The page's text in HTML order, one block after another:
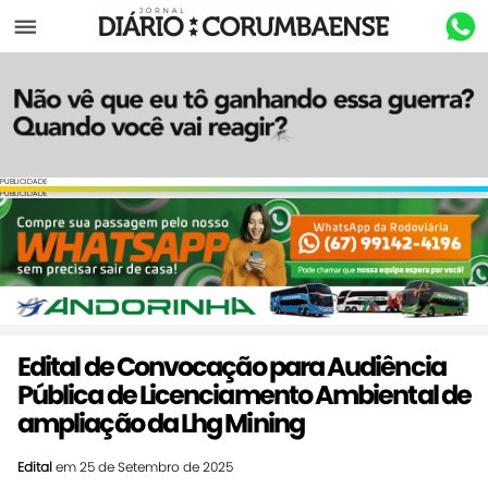
Menu
PUBLICIDADE
PUBLICIDADE
Edital de Convocação para Audiência
Pública de Licenciamento Ambiental de
ampliação da Lhg Mining
Editalem 25 de Setembro de 2025